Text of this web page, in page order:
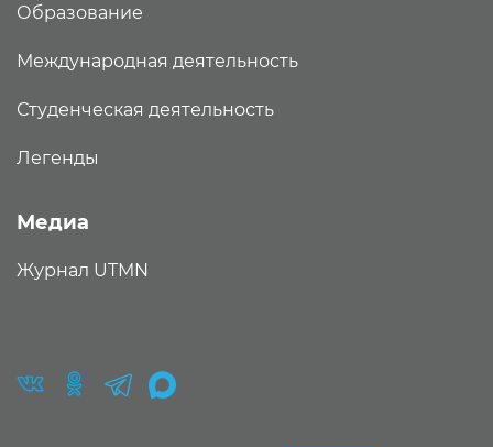
Образование
Международная деятельность
Студенческая деятельность
Легенды
Медиа
Журнал UTMN